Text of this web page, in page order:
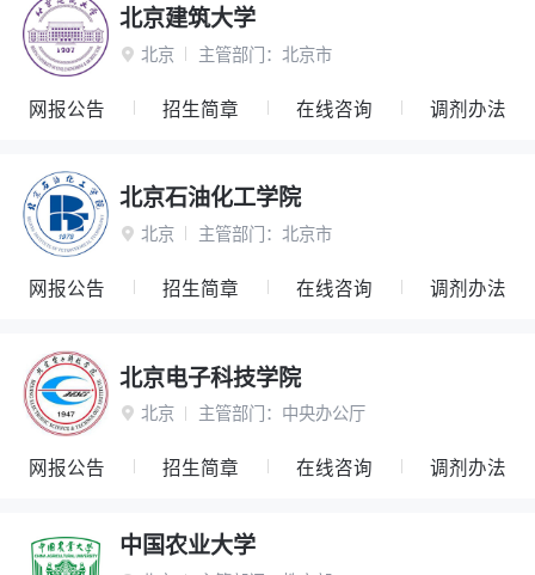
北京建筑大学
 北京 主管部门： 北京市
网报公告 招生简章 在线咨询 调剂办法
北京石油化工学院
 北京 主管部门： 北京市
网报公告 招生简章 在线咨询 调剂办法
北京电子科技学院
 北京 主管部门： 中央办公厅
网报公告 招生简章 在线咨询 调剂办法
中国农业大学